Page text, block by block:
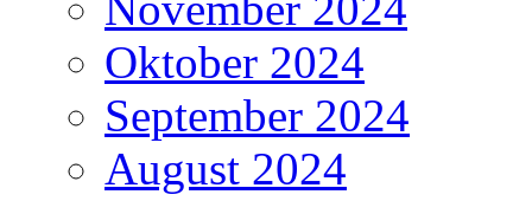
Oktober 2024
September 2024
August 2024